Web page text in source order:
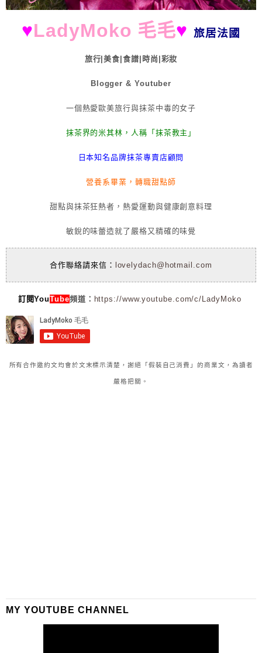
♥LadyMoko 毛毛♥ 旅居法國
旅行|美食|食譜|時尚|彩妝
Blogger & Youtuber
一個熱愛歐美旅行與抹茶中毒的女子
抹茶界的米其林，人稱「抹茶教主」
日本知名品牌抹茶專賣店顧問
營養系畢業，轉職甜點師
甜點與抹茶狂熱者，熱愛運動與健康創意料理
敏銳的味蕾造就了嚴格又精確的味覺
合作聯絡請來信： lovelydach@hotmail.com
訂閱YouTube頻道： https://www.youtube.com/c/LadyMoko
所有合作邀約文均會於文末標示清楚，謝絕「假裝自己消費」的商業文，為讀者
嚴格把關。
MY YOUTUBE CHANNEL